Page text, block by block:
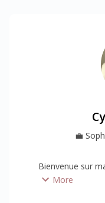
💼
Bienvenue sur
temps de choisir
More